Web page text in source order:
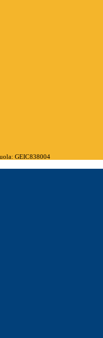
GEIC838004